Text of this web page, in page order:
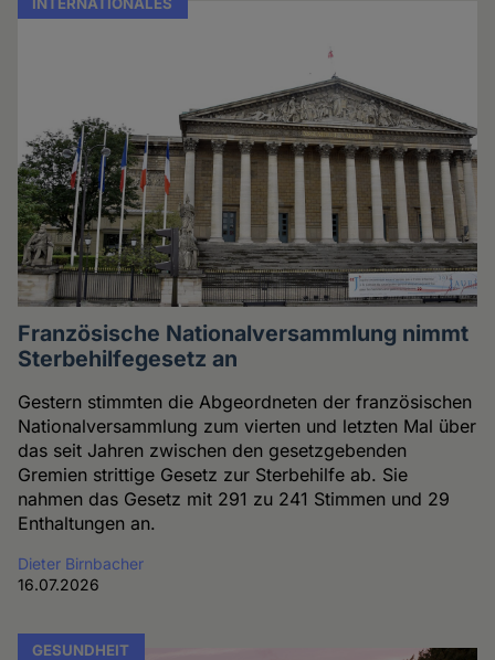
Französische Nationalversammlung nimmt
Sterbehilfegesetz an
Gestern stimmten die Abgeordneten der französischen
Nationalversammlung zum vierten und letzten Mal über
das seit Jahren zwischen den gesetzgebenden
Gremien strittige Gesetz zur Sterbehilfe ab. Sie
nahmen das Gesetz mit 291 zu 241 Stimmen und 29
Enthaltungen an.
Dieter Birnbacher
16.07.2026
GESUNDHEIT